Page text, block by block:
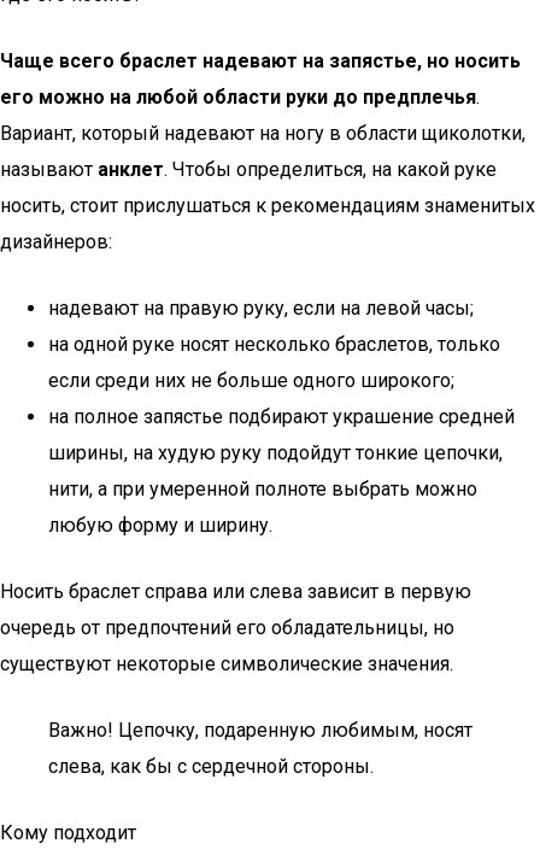
Чаще всего браслет надевают на запястье, но носить
его можно на любой области руки до предплечья.
Вариант, который надевают на ногу в области щиколотки,
называют анклет. Чтобы определиться, на какой руке
носить, стоит прислушаться к рекомендациям знаменитых
дизайнеров:
надевают на правую руку, если на левой часы;
на одной руке носят несколько браслетов, только
если среди них не больше одного широкого;
на полное запястье подбирают украшение средней
ширины, на худую руку подойдут тонкие цепочки,
нити, а при умеренной полноте выбрать можно
любую форму и ширину.
Носить браслет справа или слева зависит в первую
очередь от предпочтений его обладательницы, но
существуют некоторые символические значения.
Важно! Цепочку, подаренную любимым, носят
слева, как бы с сердечной стороны.
Кому подходит